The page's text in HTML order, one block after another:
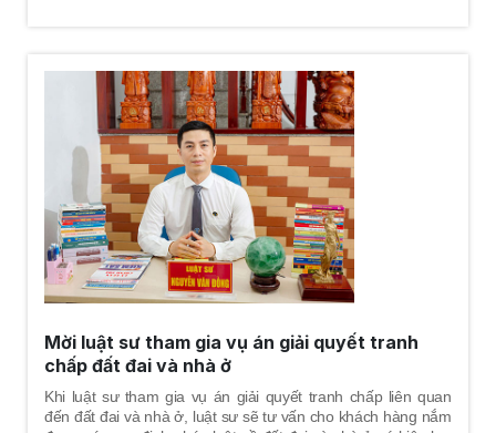
Mời luật sư tham gia vụ án giải quyết tranh
chấp đất đai và nhà ở
Khi luật sư tham gia vụ án giải quyết tranh chấp liên quan
đến đất đai và nhà ở, luật sư sẽ tư vấn cho khách hàng nắm